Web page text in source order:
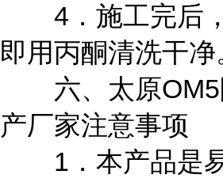
4．施工完后，
即用丙酮清洗干净
六、太原OM5
产厂家注意事项
1．本产品是